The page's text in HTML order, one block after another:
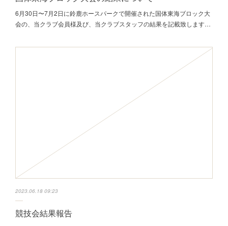
6月30日〜7月2日に鈴鹿ホースパークで開催された国体東海ブロック大
会の、当クラブ会員様及び、当クラブスタッフの結果を記載致します…
2023.06.18 09:23
競技会結果報告